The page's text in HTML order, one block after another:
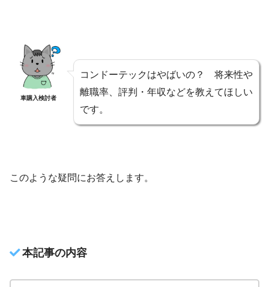
車購入検討者
コンドーテックはやばいの？ 将来性や
離職率、評判・年収などを教えてほしい
です。
このような疑問にお答えします。
本記事の内容